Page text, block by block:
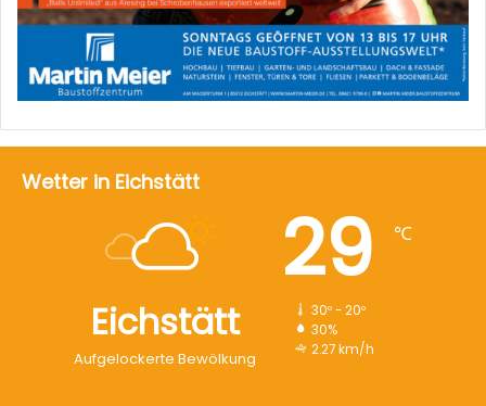
Wetter in Eichstätt
Eichstätt
Aufgelockerte Bewölkung
29 ℃
30º - 20º
30%
2.27 km/h